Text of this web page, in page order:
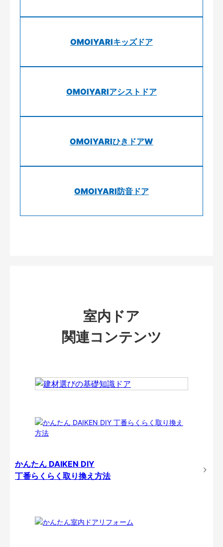
OMOIYARIキッズドア
OMOIYARIアシストドア
OMOIYARIひきドアW
OMOIYARI防音ドア
室内ドア
関連コンテンツ
かんたん DAIKEN DIY
丁番らくらく取り換え方法